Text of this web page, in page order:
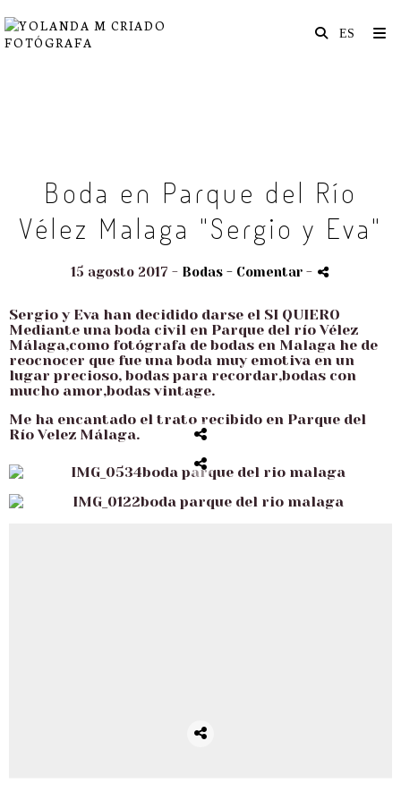
Boda en Parque del Río
Vélez Malaga "Sergio y Eva"
15 agosto 2017 - Bodas - Comentar -
Sergio y Eva han decidido darse el SI QUIERO
Mediante una boda civil en Parque del río Vélez
Málaga,como fotógrafa de bodas en Malaga he de
reocnocer que fue una boda muy emotiva en un
lugar precioso, bodas para recordar,bodas con
mucho amor,bodas vintage.
Me ha encantado el trato recibido en Parque del
Río Velez Málaga.